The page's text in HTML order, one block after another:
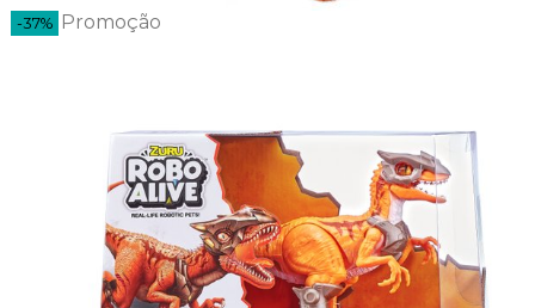
-37% Promoção